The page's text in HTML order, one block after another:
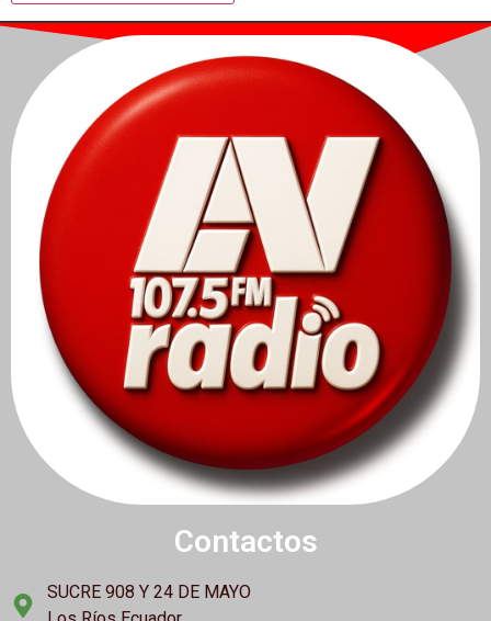
Contactos
SUCRE 908 Y 24 DE MAYO